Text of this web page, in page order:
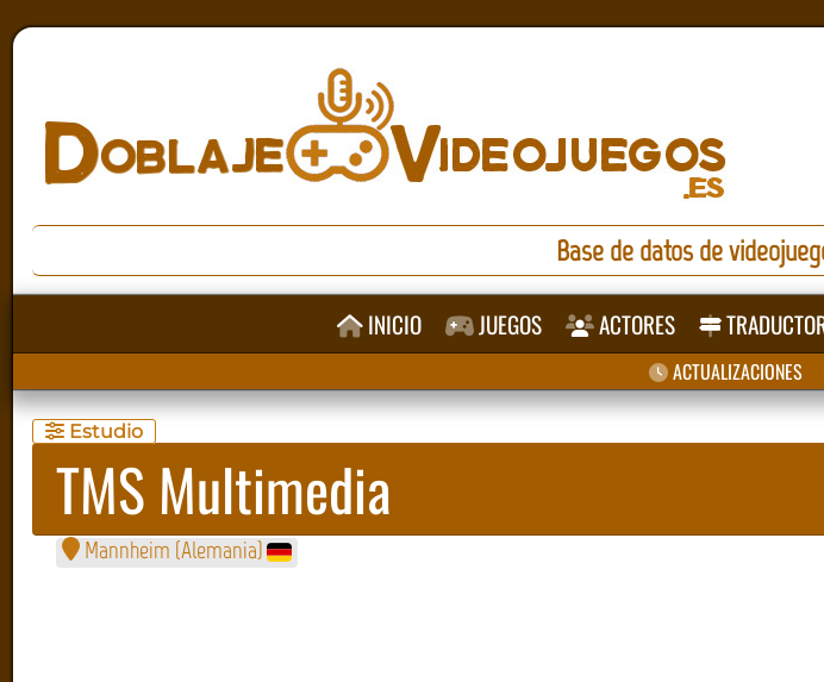
Base de datos de
INICIO JUEGOS ACTORES
ACTUALIZACIONES
Estudio
TMS Multimedia
Mannheim (Alemania)